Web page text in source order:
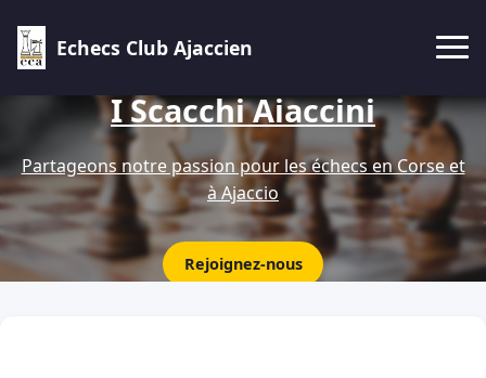
Echecs Club Ajaccien
I Scacchi Aiaccini
Partageons notre passion pour les échecs en Corse et
à Ajaccio
Rejoignez-nous